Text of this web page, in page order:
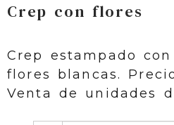
Crep con flores
Crep estampado
flores blancas.
Venta de unidades